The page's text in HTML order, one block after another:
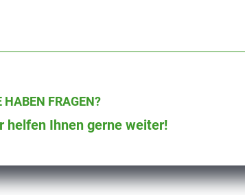
HABEN FRAGEN?
helfen Ihnen gerne weiter!